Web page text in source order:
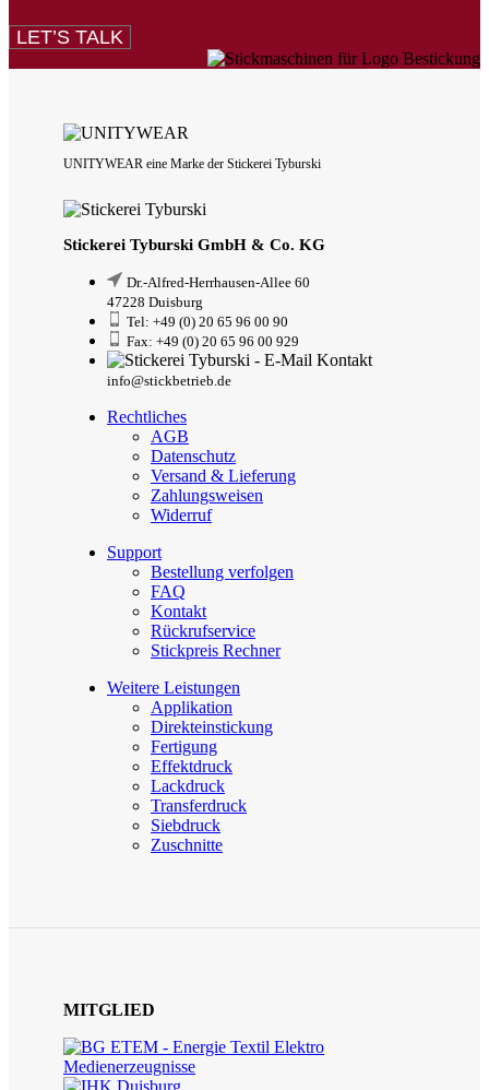
LET’S TALK
UNITYWEAR eine Marke der Stickerei Tyburski
Stickerei Tyburski GmbH & Co. KG
Dr.-Alfred-Herrhausen-Allee 60
47228 Duisburg
Tel: +49 (0) 20 65 96 00 90
Fax: +49 (0) 20 65 96 00 929
info@stickbetrieb.de
Rechtliches
AGB
Datenschutz
Versand & Lieferung
Zahlungsweisen
Widerruf
Support
Bestellung verfolgen
FAQ
Kontakt
Rückrufservice
Stickpreis Rechner
Weitere Leistungen
Applikation
Direkteinstickung
Fertigung
Effektdruck
Lackdruck
Transferdruck
Siebdruck
Zuschnitte
MITGLIED